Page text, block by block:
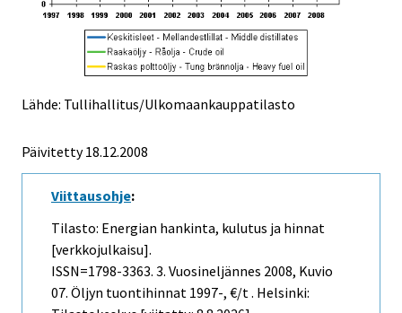
Lähde: Tullihallitus/Ulkomaankauppatilasto
Päivitetty18.12.2008
Viittausohje:
Tilasto: Energian hankinta, kulutus ja hinnat
[verkkojulkaisu].
ISSN=1798-3363. 3. Vuosineljännes 2008, Kuvio
07. Öljyn tuontihinnat 1997-, €/t . Helsinki: